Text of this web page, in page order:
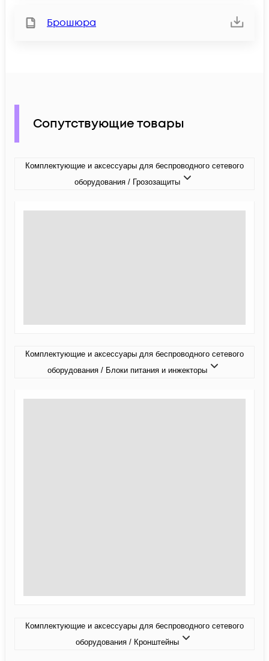
Брошюра
Сопутствующие товары
Комплектующие и аксессуары для беспроводного сетевого
оборудования / Грозозащиты
Комплектующие и аксессуары для беспроводного сетевого
оборудования / Блоки питания и инжекторы
Комплектующие и аксессуары для беспроводного сетевого
оборудования / Кронштейны